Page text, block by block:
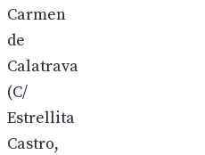
Carmen
de
Calatrava
(C/
Estrellita
Castro,